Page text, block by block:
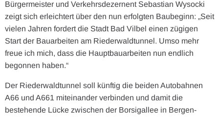
Bürgermeister und Verkehrsdezernent Sebastian Wysocki
zeigt sich erleichtert über den nun erfolgten Baubeginn: „Seit
vielen Jahren fordert die Stadt Bad Vilbel einen zügigen
Start der Bauarbeiten am Riederwaldtunnel. Umso mehr
freue ich mich, dass die Hauptbauarbeiten nun endlich
begonnen haben.“
Der Riederwaldtunnel soll künftig die beiden Autobahnen
A66 und A661 miteinander verbinden und damit die
bestehende Lücke zwischen der Borsigallee in Bergen-